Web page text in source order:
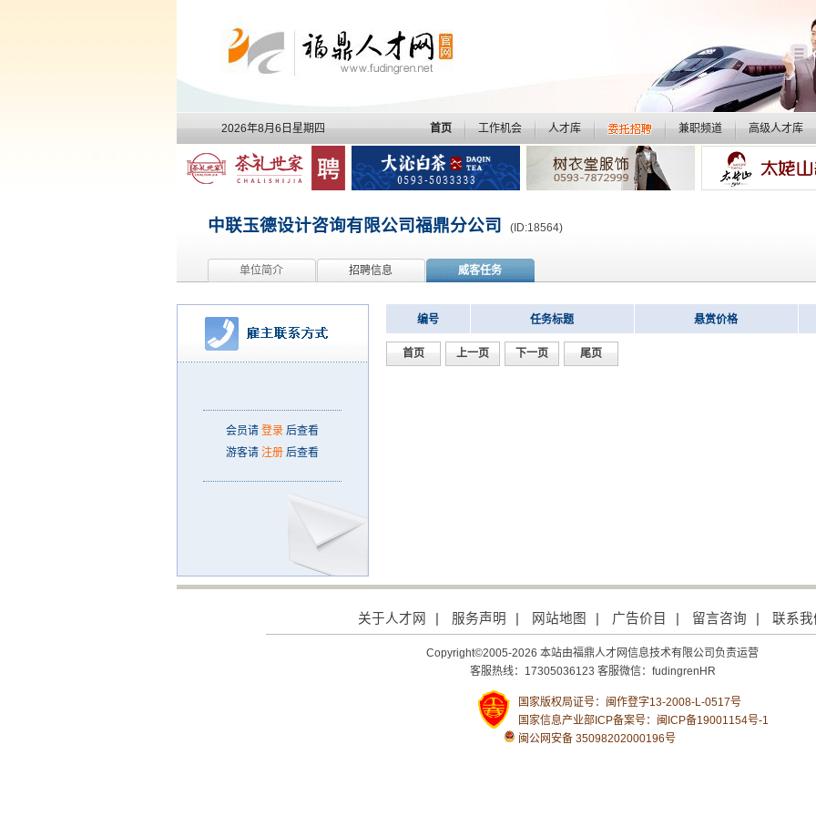
2026年8月6日星期四 首页 工作机会 人才库 兼职频道 高级人才库
中联玉德设计咨询有限公司福鼎分公司 (ID:18564)
单位简介 招聘信息 威客任务
会员请 登录 后查看
游客请 注册 后查看
编号 任务标题 悬赏价格
首页 上一页 下一页 尾页
关于人才网 服务声明 网站地图 广告价目 留言咨询 联系我
Copyright©2005-2026 本站由福鼎人才网信息技术有限公司负责运营
客服热线：17305036123 客服微信：fudingrenHR
国家版权局证号：闽作登字13-2008-L-0517号
国家信息产业部ICP备案号：
闽ICP备19001154号-1
闽公网安备 35098202000196号